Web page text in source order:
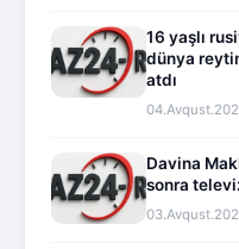
16 yaşlı
dünya
atdı
Davina
sonra